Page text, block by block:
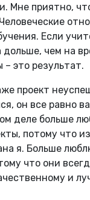
Мне приятно,
Если
чем на
– это результат.
проект
он все равно
деле больше
потому что
я. Больше
что они
и